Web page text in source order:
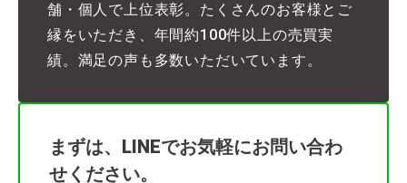
舗・個人で上位表彰。たくさんのお客様とご
縁をいただき、年間約100件以上の売買実
績。満足の声も多数いただいています。
まずは、LINEでお気軽にお問い合わ
せください。